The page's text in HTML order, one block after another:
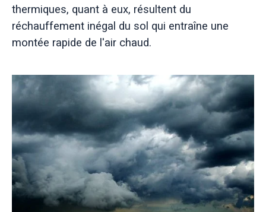
thermiques, quant à eux, résultent du
réchauffement inégal du sol qui entraîne une
montée rapide de l'air chaud.